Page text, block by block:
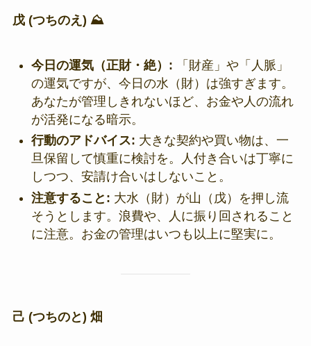
戊 (つちのえ) ⛰️
今日の運気（正財・絶）: 「財産」や「人脈」
の運気ですが、今日の水（財）は強すぎます。
あなたが管理しきれないほど、お金や人の流れ
が活発になる暗示。
行動のアドバイス: 大きな契約や買い物は、一
旦保留して慎重に検討を。人付き合いは丁寧に
しつつ、安請け合いはしないこと。
注意すること: 大水（財）が山（戊）を押し流
そうとします。浪費や、人に振り回されること
に注意。お金の管理はいつも以上に堅実に。
己 (つちのと) 畑